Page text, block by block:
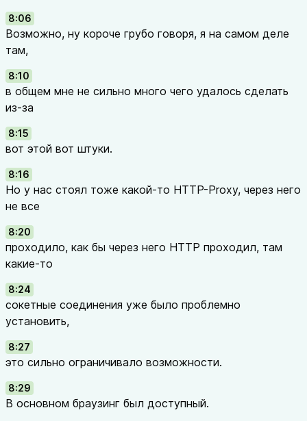
8:06
Возможно, ну короче грубо говоря, я на самом деле
там,
8:10
в общем мне не сильно много чего удалось сделать
из-за
8:15
вот этой вот штуки.
8:16
Но у нас стоял тоже какой-то HTTP-Proxy, через него
не все
8:20
проходило, как бы через него HTTP проходил, там
какие-то
8:24
сокетные соединения уже было проблемно
установить,
8:27
это сильно ограничивало возможности.
8:29
В основном браузинг был доступный.